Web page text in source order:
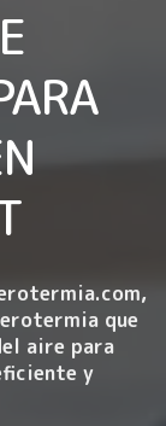
que
aire para
y